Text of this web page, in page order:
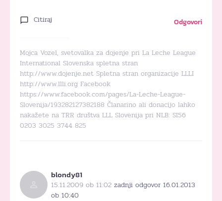
Citiraj Odgovori
Mojca Vozel, svetovalka za dojenje pri La Leche League
International Slovenska spletna stran
http://www.dojenje.net Spletna stran organizacije LLLI
http://www.llli.org Facebook
https://www.facebook.com/pages/La-Leche-League-
Slovenija/193282127382188 Članarino ali donacijo lahko
nakažete na TRR društva LLL Slovenija pri NLB: SI56
0203 3025 3744 825
blondy81
15.11.2009 ob 11:02 zadnji odgovor 16.01.2013
ob 10:40